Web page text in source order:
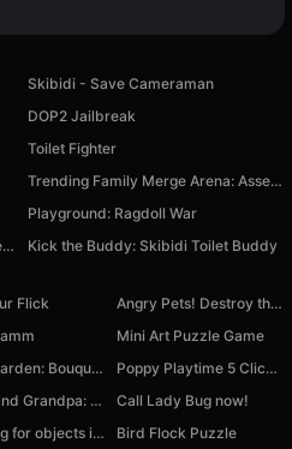
Skibidi - Save Cameraman
DOP2 Jailbreak
Toilet Fighter
Trending Family Merge Arena: Assemble a Meme Squad
Playground: Ragdoll War
Robuks Obby, but it gets creepier every level
Kick the Buddy: Skibidi Toilet Buddy
Flick
Angry Pets! Destroy the Building!
Mini Art Puzzle Game
Flower Garden: Bouquet Sorting
Poppy Playtime 5 Clicker
Granny and Grandpa: The Beginning of the Story
Call Lady Bug now!
Searching for objects in the world of magic Bird Flock Puzzle